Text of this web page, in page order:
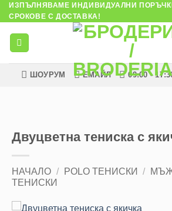
Skip
to
content
ИЗПЪЛНЯВАМЕ ИНДИВИДУАЛНИ
СРОКОВЕ С ДОСТАВКА!
ШОУРУМ ЕМАЙЛ 09:00 -
Двуцветна тениска с
НАЧАЛО / POLO ТЕНИСКИ /
ТЕНИСКИ